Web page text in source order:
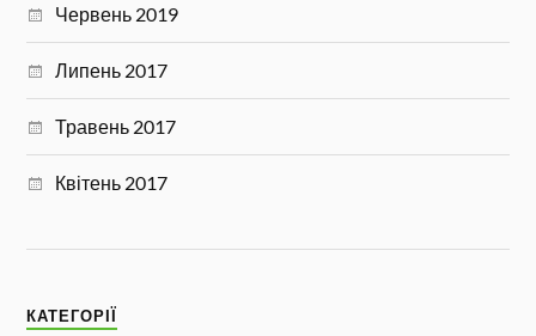
Червень 2019
Липень 2017
Травень 2017
Квітень 2017
КАТЕГОРІЇ